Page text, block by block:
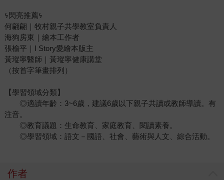
𐓏閃亮推薦𐓏
何翩翩｜牧村親子共學教室負責人
海狗房東｜繪本工作者
張榆平｜I Story愛繪本版主
黃瑽寧醫師｜黃瑽寧健康講堂
（按首字筆畫排列）
【學習領域分類】
◎適讀年齡：3~6歲，建議6歲以下親子共讀或教師導讀。有
注音。
◎教育議題：生命教育、家庭教育、閱讀素養。
◎學習領域：語文－國語、社會、藝術與人文、綜合活動。
作者